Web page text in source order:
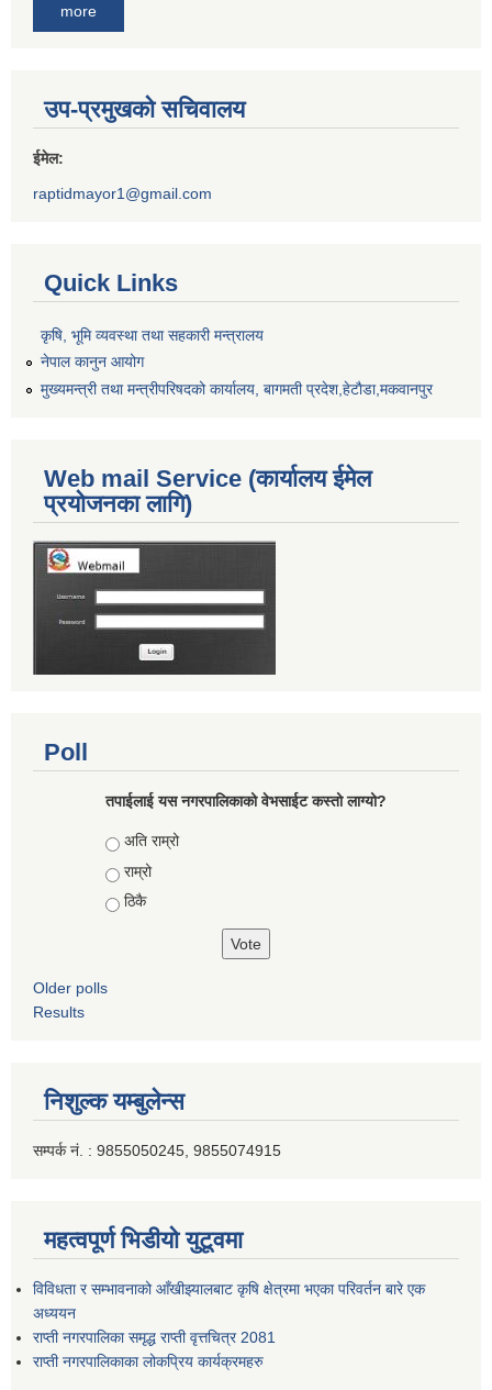
more
उप-प्रमुखको सचिवालय
ईमेल:
raptidmayor1@gmail.com
Quick Links
कृषि, भूमि व्यवस्था तथा सहकारी मन्त्रालय
नेपाल कानुन आयोग
मुख्यमन्त्री तथा मन्त्रीपरिषदको कार्यालय, बागमती प्रदेश,हेटाैडा,मकवानपुर
Web mail Service (कार्यालय ईमेल
प्रयोजनका लागि)
Poll
तपाईलाई यस नगरपालिकाको वेभसाईट कस्तो लाग्यो?
Choices
अति राम्रो
राम्रो
ठिकै
Older polls
Results
निशुल्क यम्बुलेन्स
सम्पर्क नं. : 9855050245, 9855074915
महत्वपूर्ण भिडीयो युटूवमा
विविधता र सम्भावनाको आँखीझ्यालबाट कृषि क्षेत्रमा भएका परिवर्तन बारे एक
अध्ययन
राप्ती नगरपालिका समृद्ध राप्ती वृत्तचित्र 2081
राप्ती नगरपालिकाका लोकप्रिय कार्यक्रमहरु